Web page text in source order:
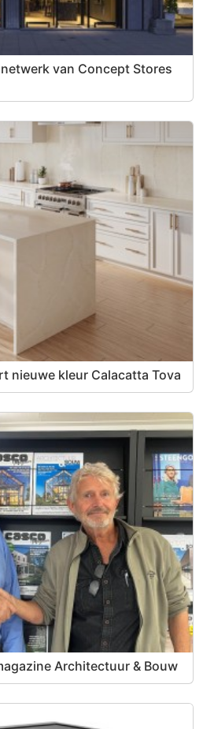
van Concept Stores
nieuwe kleur Calacatta Tova
Architectuur & Bouw